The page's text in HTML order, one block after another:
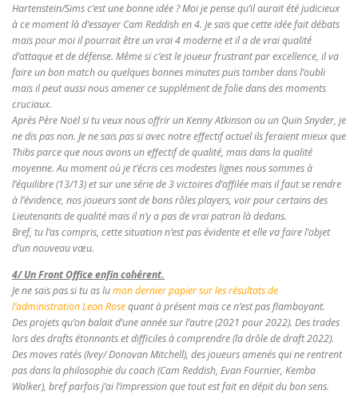
Hartenstein/Sims c’est une bonne idée ? Moi je pense qu’il aurait été judicieux
à ce moment là d’essayer Cam Reddish en 4. Je sais que cette idée fait débats
mais pour moi il pourrait être un vrai 4 moderne et il a de vrai qualité
d’attaque et de défense. Même si c’est le joueur frustrant par excellence, il va
faire un bon match ou quelques bonnes minutes puis tomber dans l’oubli
mais il peut aussi nous amener ce supplément de folie dans des moments
cruciaux.
Après Père Noël si tu veux nous offrir un Kenny Atkinson ou un Quin Snyder, je
ne dis pas non. Je ne sais pas si avec notre effectif actuel ils feraient mieux que
Thibs parce que nous avons un effectif de qualité, mais dans la qualité
moyenne. Au moment où je t’écris ces modestes lignes nous sommes à
l’équilibre (13/13) et sur une série de 3 victoires d’affilée mais il faut se rendre
à l’évidence, nos joueurs sont de bons rôles players, voir pour certains des
Lieutenants de qualité mais il n’y a pas de vrai patron là dedans.
Bref, tu l’as compris, cette situation n’est pas évidente et elle va faire l’objet
d’un nouveau vœu.
4/ Un Front Office enfin cohérent.
Je ne sais pas si tu as lumon dernier papier sur les résultats de
l’administration Leon Rosequant à présent mais ce n’est pas flamboyant.
Des projets qu’on balait d’une année sur l’autre (2021 pour 2022). Des trades
lors des drafts étonnants et difficiles à comprendre (la drôle de draft 2022).
Des moves ratés (Ivey/ Donovan Mitchell), des joueurs amenés qui ne rentrent
pas dans la philosophie du coach (Cam Reddish, Evan Fournier, Kemba
Walker), bref parfois j’ai l’impression que tout est fait en dépit du bon sens.